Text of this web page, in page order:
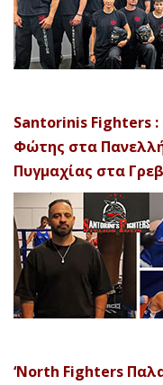
Santorinis Fighters :
Φώτης στα
Πυγμαχίας στα
‘North Fighters